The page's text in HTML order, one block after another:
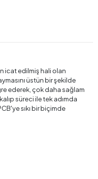
icat edilmiş hali olan
üstün bir şekilde
ederek, çok daha sağlam
süreci ile tek adımda
sıkı bir biçimde